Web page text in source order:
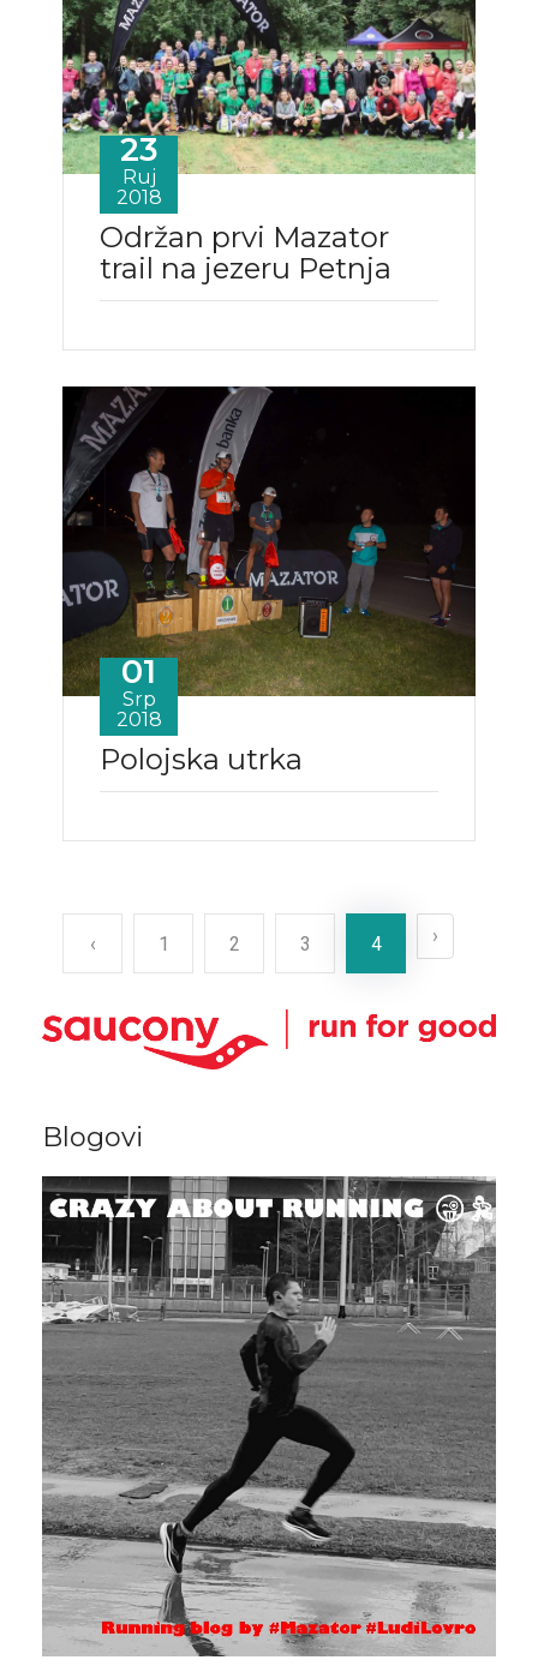
23
Ruj
2018
Održan prvi Mazator
trail na jezeru Petnja
01
Srp
2018
Polojska utrka
‹ 1 2 3 4 ›
Blogovi